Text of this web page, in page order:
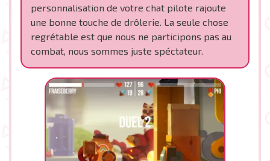
personnalisation de votre chat pilote rajoute
une bonne touche de drôlerie. La seule chose
regrétable est que nous ne participons pas au
combat, nous sommes juste spéctateur.